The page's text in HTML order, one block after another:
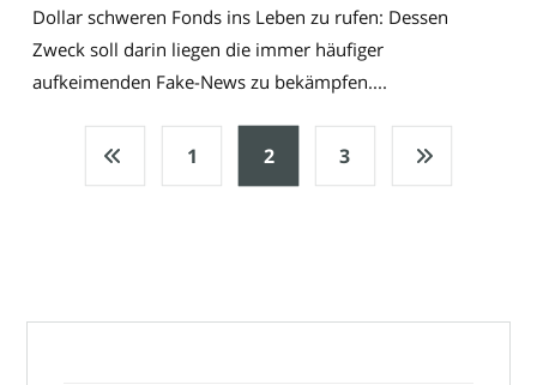
Dollar schweren Fonds ins Leben zu rufen: Dessen
Zweck soll darin liegen die immer häufiger
aufkeimenden Fake-News zu bekämpfen....
1 2 3